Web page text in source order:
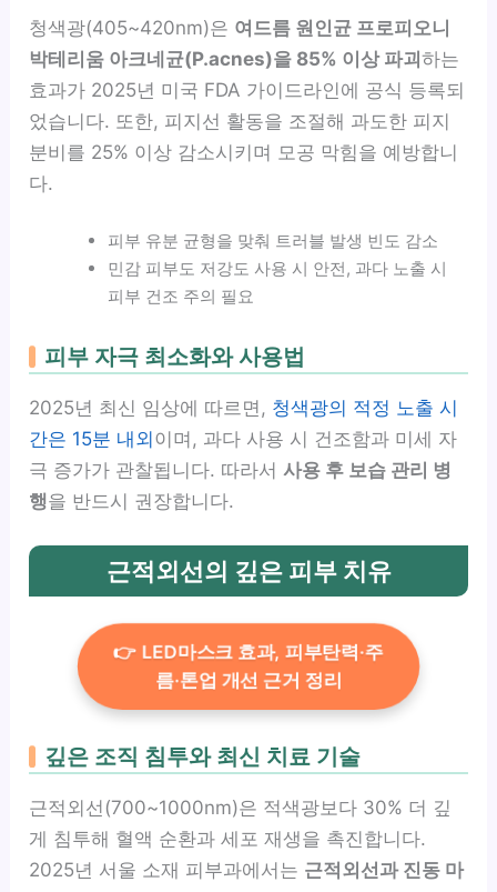
청색광(405~420nm)은 여드름 원인균 프로피오니
박테리움 아크네균(P.acnes)을 85% 이상 파괴하는
효과가 2025년 미국 FDA 가이드라인에 공식 등록되
었습니다. 또한, 피지선 활동을 조절해 과도한 피지
분비를 25% 이상 감소시키며 모공 막힘을 예방합니
다.
피부 유분 균형을 맞춰 트러블 발생 빈도 감소
민감 피부도 저강도 사용 시 안전, 과다 노출 시
피부 건조 주의 필요
피부 자극 최소화와 사용법
2025년 최신 임상에 따르면, 청색광의 적정 노출 시
간은 15분 내외 이며, 과다 사용 시 건조함과 미세 자
극 증가가 관찰됩니다. 따라서사용 후 보습 관리 병
행을 반드시 권장합니다.
근적외선의 깊은 피부 치유
👉 LED마스크 효과, 피부탄력·주
름·톤업 개선 근거 정리
깊은 조직 침투와 최신 치료 기술
근적외선(700~1000nm)은 적색광보다 30% 더 깊
게 침투해 혈액 순환과 세포 재생을 촉진합니다.
2025년 서울 소재 피부과에서는 근적외선과 진동 마